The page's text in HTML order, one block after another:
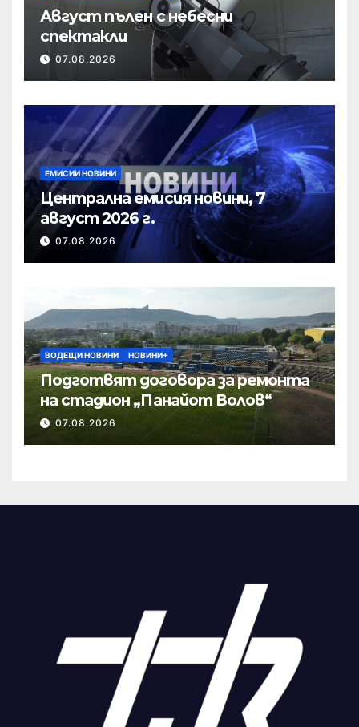
Август пълен с небесни
спектакли
07.08.2026
ЕМИСИИ НОВИНИ
Централна емисия новини, 7
август 2026 г.
07.08.2026
ВОДЕЩИ НОВИНИ НОВИНИ+
Подготвят договора за ремонта
на стадион „Панайот Волов“
07.08.2026